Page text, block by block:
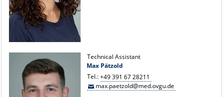
Technical Assistant
Max Pätzold
Tel.:+49 391 67 28211
max.paetzold@med.ovgu.de